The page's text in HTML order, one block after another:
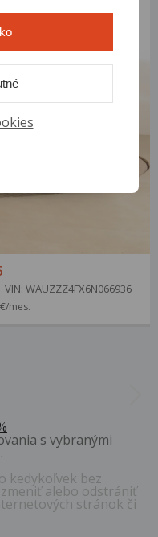
WAUZZZ4FX6N066936
mes.
s vybranými
kedykoľvek bez
alebo odstrániť
stránok či